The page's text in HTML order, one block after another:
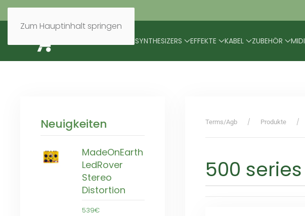
Zum Hauptinhalt springen
SYNTHESIZERS EFFEKTE KABEL ZUBEHÖR MIDI
Neuigkeiten
MadeOnEarth
LedRover
Stereo
Distortion
539€
Terms/Agb Produkte
500 series